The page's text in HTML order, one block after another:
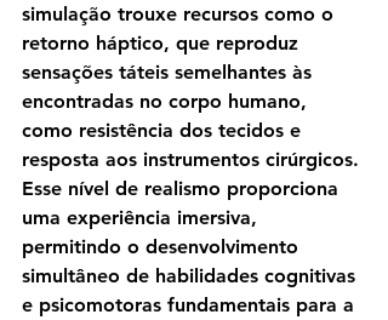
simulação trouxe recursos como o
retorno háptico, que reproduz
sensações táteis semelhantes às
encontradas no corpo humano,
como resistência dos tecidos e
resposta aos instrumentos cirúrgicos.
Esse nível de realismo proporciona
uma experiência imersiva,
permitindo o desenvolvimento
simultâneo de habilidades cognitivas
e psicomotoras fundamentais para a